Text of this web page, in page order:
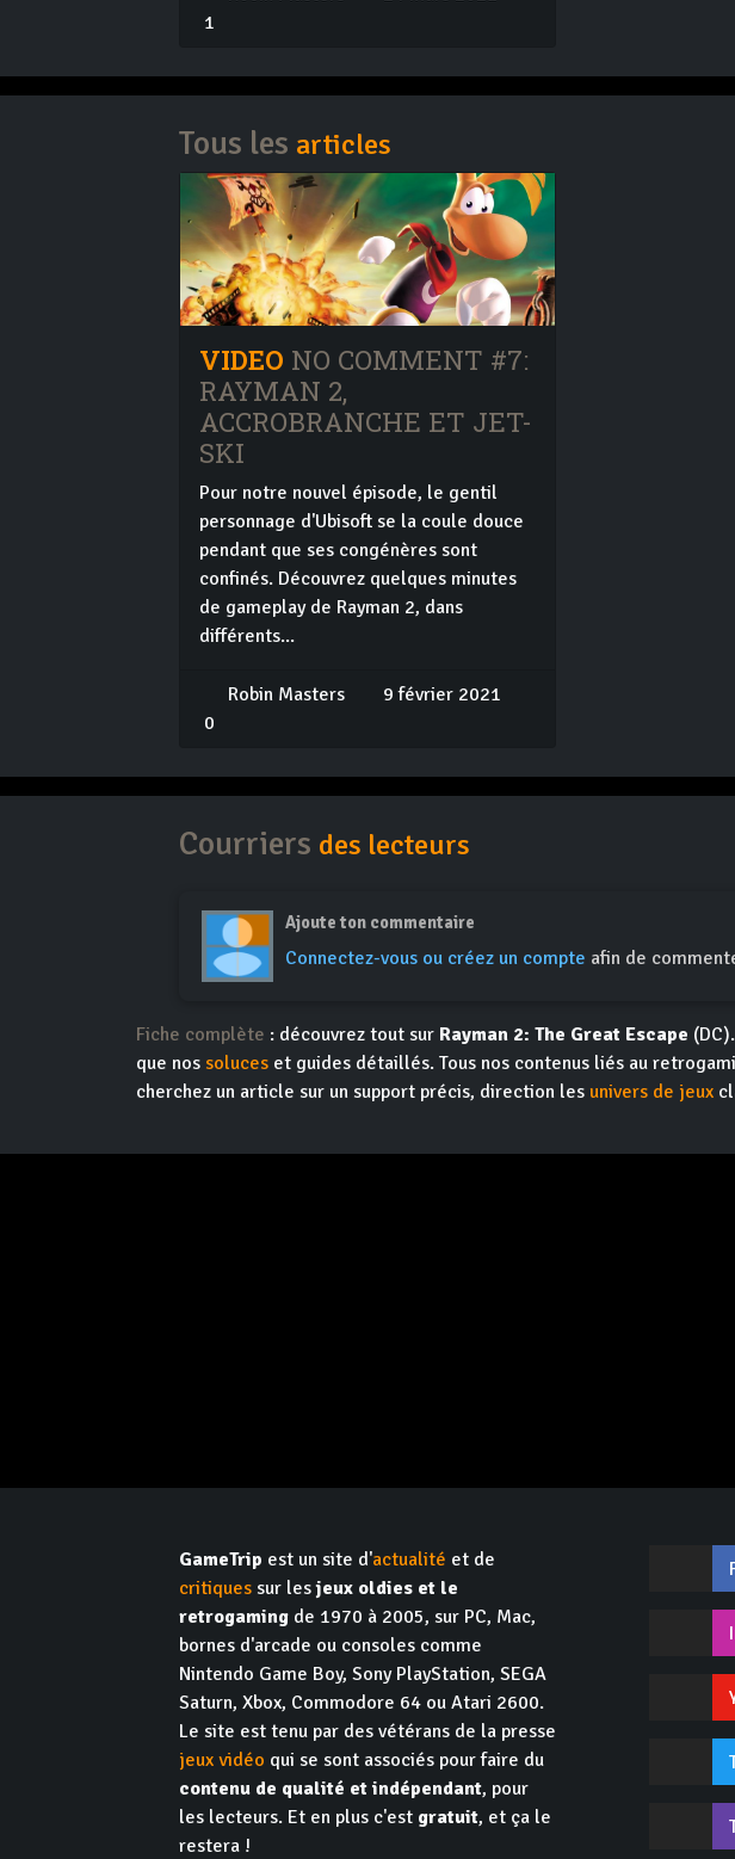
1
Tous les articles
VIDEO NO COMMENT #7:
RAYMAN 2,
ACCROBRANCHE ET JET-
SKI
Pour notre nouvel épisode, le gentil
personnage d'Ubisoft se la coule douce
pendant que ses congénères sont
confinés. Découvrez quelques minutes
de gameplay de Rayman 2, dans
différents...
Robin Masters
9 février 2021
0
Courriers des lecteurs
Ajoute ton commentaire
Connectez-vous ou créez un compte afin de
Fiche complète : découvrez tout sur Rayman 2: The Great Escape
que nos soluces et guides détaillés. Tous nos contenus liés au
cherchez un article sur un support précis, direction les univers de jeux
GameTrip est un site d'actualité et de
critiques sur lesjeux oldies et le
retrogaming de 1970 à 2005, sur PC, Mac,
bornes d'arcade ou consoles comme
Nintendo Game Boy, Sony PlayStation, SEGA
Saturn, Xbox, Commodore 64 ou Atari 2600.
Le site est tenu par des vétérans de la presse
jeux vidéo qui se sont associés pour faire du
contenu de qualité et indépendant, pour
les lecteurs. Et en plus c'est gratuit, et ça le
restera !